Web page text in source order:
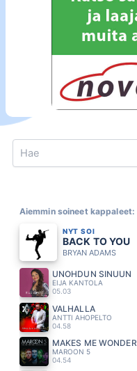
Search
Aiemmin soineet kappaleet:
NYT SOI
BACK TO YOU
BRYAN ADAMS
UNOHDUN SINUUN
EIJA KANTOLA
05.03
VALHALLA
ANTTI AHOPELTO
04.58
MAKES ME WONDER
MAROON 5
04.54